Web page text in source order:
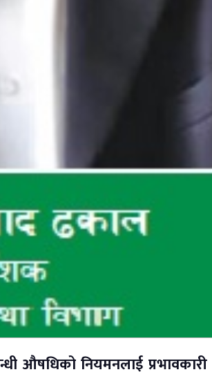
औषधिको नियमनलाई